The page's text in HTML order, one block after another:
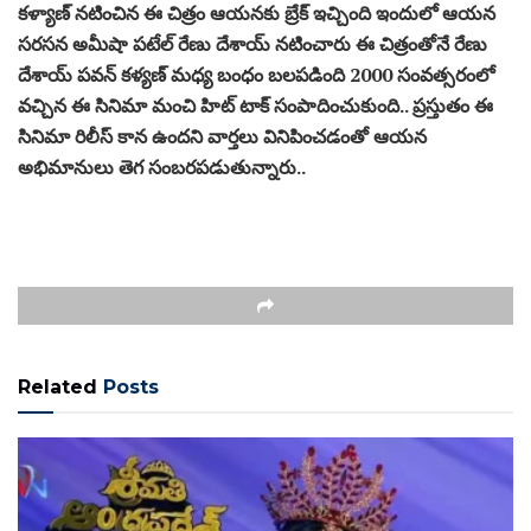
కళ్యాణ్ నటించిన ఈ చిత్రం ఆయనకు బ్రేక్ ఇచ్చింది ఇందులో ఆయన
సరసన అమీషా పటేల్ రేణు దేశాయ్ నటించారు ఈ చిత్రంతోనే రేణు
దేశాయ్ పవన్ కళ్యణ్ మధ్య బంధం బలపడింది 2000 సంవత్సరంలో
వచ్చిన ఈ సినిమా మంచి హిట్ టాక్ సంపాదించుకుంది.. ప్రస్తుతం ఈ
సినిమా రిలీస్ కాన ఉందని వార్తలు వినిపించడంతో ఆయన
అభిమానులు తెగ సంబరపడుతున్నారు..
Related Posts